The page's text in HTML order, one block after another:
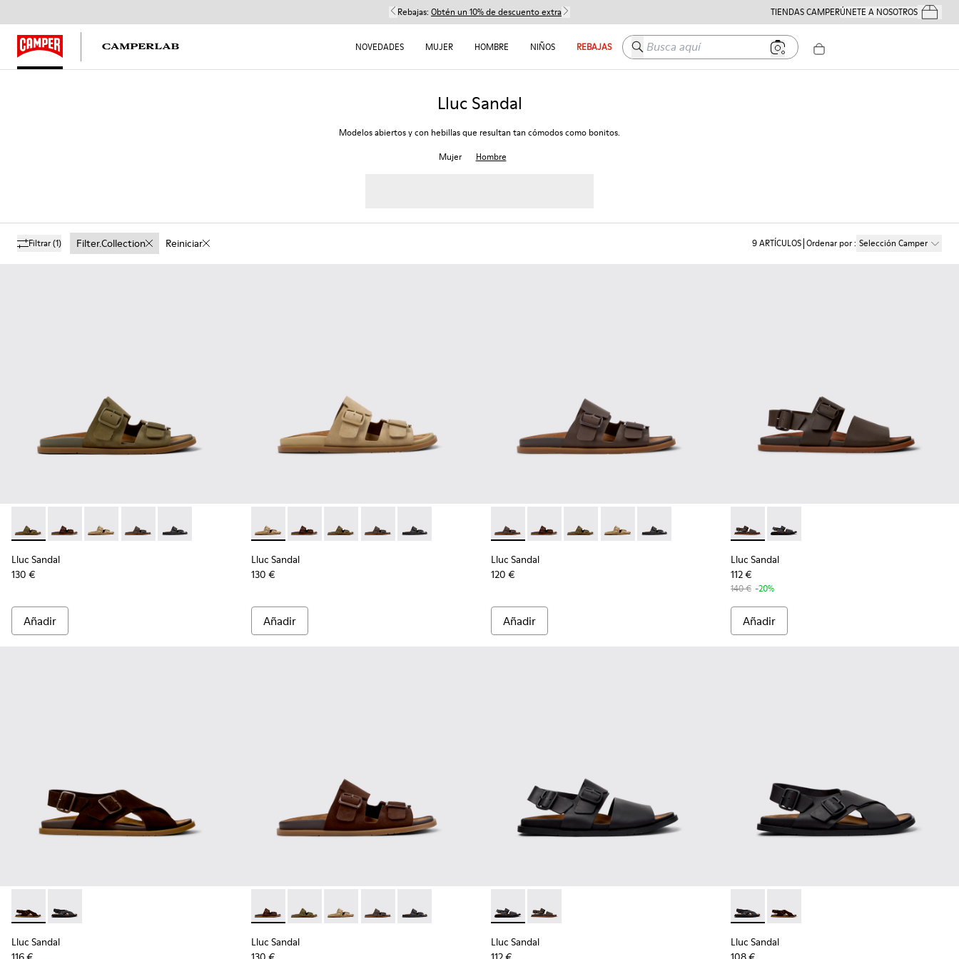
Rebajas: Obtén un 10% de descuento extra TIENDAS CAMPERÚNETE A NOSOTROSTus
NOVEDADES MUJER HOMBRE NIÑOS REBAJAS Busca aquí
Lluc Sandal
Modelos abiertos y con hebillas que resultan tan cómodos como bonitos.
Mujer
Hombre
Filtrar(1) Filter.collection Reiniciar 9ARTÍCULOS Ordenar por: Selección Camper
Lluc Sandal - K101091-004 - Sandalias de ante verdes para hombre.
Lluc Sandal - K101091-005 - Sandalias de ante marrón para hombre.
Lluc Sandal - K101091-003 - Sandalias de ante marrón para hombre.
Lluc Sandal - K101091-002 - Sandalias de piel marrones para hombre.
Lluc Sandal - K101091-001 - Sandalias de piel negras para hombre.
Lluc Sandal
130 €
Añadir
Lluc Sandal - K101091-003 - Sandalias de ante marrón para hombre.
Lluc Sandal - K101091-005 - Sandalias de ante marrón para hombre.
Lluc Sandal - K101091-004 - Sandalias de ante verdes para hombre.
Lluc Sandal - K101091-002 - Sandalias de piel marrones para hombre.
Lluc Sandal - K101091-001 - Sandalias de piel negras para hombre.
Lluc Sandal
130 €
Añadir
Lluc Sandal - K101091-002 - Sandalias de piel marrones para hombre.
Lluc Sandal - K101091-005 - Sandalias de ante marrón para hombre.
Lluc Sandal - K101091-004 - Sandalias de ante verdes para hombre.
Lluc Sandal - K101091-003 - Sandalias de ante marrón para hombre.
Lluc Sandal - K101091-001 - Sandalias de piel negras para
Lluc Sandal
120 €
Añadir
Lluc Sandal - K101092-002 - Sandalias de
Lluc Sandal - K101092-001 -
Lluc Sandal
112 €
140 € -20%
Añadir
Lluc Sandal - K101093-001 - Sandalias de ante marrones para hombre.
Lluc Sandal - K101093-004 - Sandalias de piel negras para hombre.
Lluc Sandal
Lluc Sandal - K101091-005 - Sandalias de ante marrón para hombre.
Lluc Sandal - K101091-004 - Sandalias de ante verdes para hombre.
Lluc Sandal - K101091-003 - Sandalias de ante marrón para hombre.
Lluc Sandal - K101091-002 - Sandalias de piel marrones para hombre.
Lluc Sandal - K101091-001 - Sandalias de piel negras para hombre.
Lluc Sandal
Lluc Sandal - K101092-001 - Sandalias de piel negras para hombre.
Lluc Sandal - K101092-002 - Sandalias de piel marrones para hombre.
Lluc Sandal
Lluc Sandal - K101093-004 - Sandalias de
Lluc Sandal - K101093-001 -
Lluc Sandal